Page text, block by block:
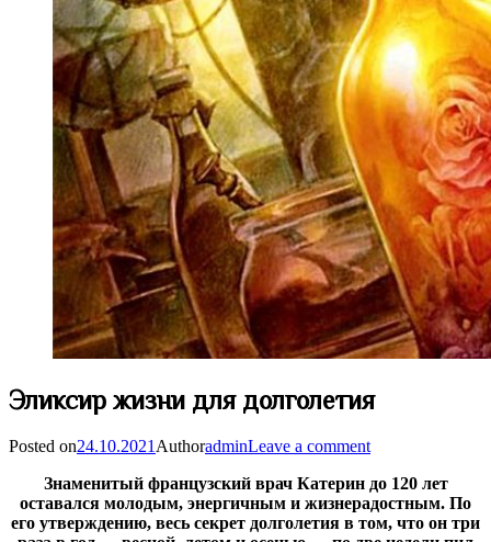
Эликсир жизни для долголетия
Posted on24.10.2021 AuthoradminLeave a comment
Знаменитый французский врач Катерин до 120 лет
оставался молодым, энергичным и жизнерадостным. По
его утверждению, весь секрет долголетия в том, что он три